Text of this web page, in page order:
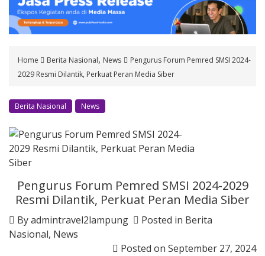
Home Berita Nasional, News
Pengurus Forum Pemred SMSI 2024-
2029 Resmi Dilantik, Perkuat Peran Media Siber
Berita Nasional News
Pengurus Forum Pemred SMSI 2024-2029
Resmi Dilantik, Perkuat Peran Media Siber
Byadmintravel2lampung Posted in Berita
Nasional, News
Posted on September 27, 2024